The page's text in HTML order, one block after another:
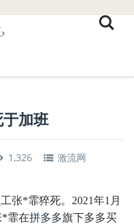
加班
1,326
激流网
张*霏猝死。2021年1月
*霏在拼多多旗下多多买